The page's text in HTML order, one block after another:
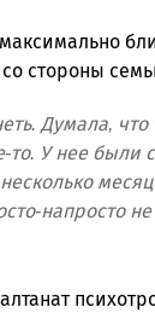
стороны
Думала,
то. У нее
напросто